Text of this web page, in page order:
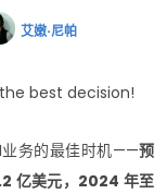
艾嫩·尼帕
best decision!
业务的最佳时机——预
亿美元，2024 年至